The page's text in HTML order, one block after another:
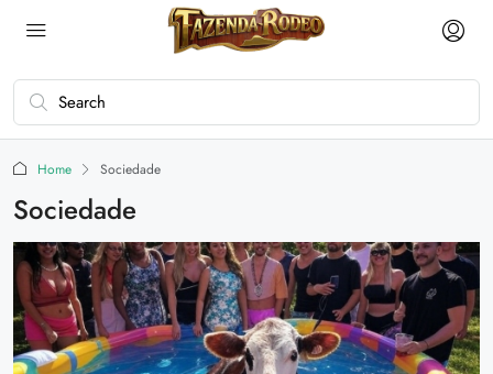
Home Sociedade
Sociedade